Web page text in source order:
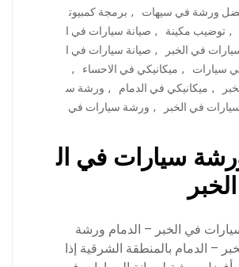
ورشة في سيهات , برمجة كمبيوت
, توضيب مكينة , صيانة سيارات في ا
في الخبر , صيانة سيارات في ا
سيارات , ميكانيكي في الاحساء
,
, ميكانيكي في الدمام , ورشة س
في الخبر , ورشة سيارات في
سيارات في ال
في الخبر – الدمام ورشة
– الدمام بالمنطقة الشرقية إذا